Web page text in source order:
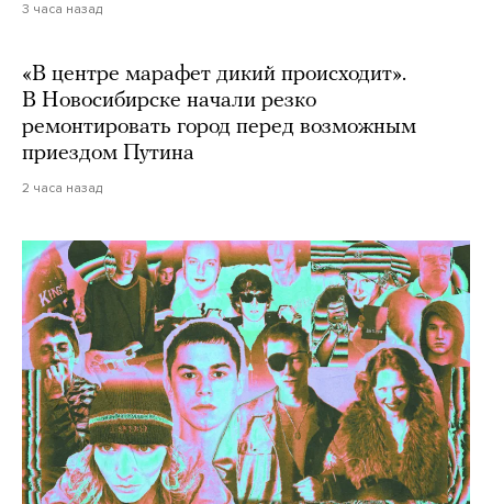
3 часа назад
«В центре марафет дикий происходит».
В Новосибирске начали резко
ремонтировать город перед возможным
приездом Путина
2 часа назад